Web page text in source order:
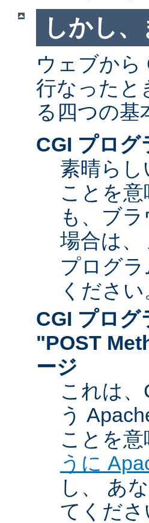
しかし
ウェブから
行なったと
る四つの基
CGI プログ
素晴ら
ことを
も、ブ
場合は、
プログ
ください
CGI プログ
"POST
ージ
これは
う
ことを意
うに
し、 あ
てくださ